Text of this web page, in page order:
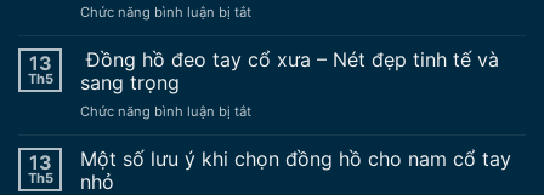
nên
dụng
nâng
chế
Chức năng bình luận bị tắtở
hồ
Mido
tay
Vẻ
Đẹp
13
Th5
Đồng hồ đeo tay cổ xưa – Nét đẹp tinh tế và
sang trọng
Chức năng bình luận bị tắtở
hồ
đeo
13
Th5
Một số lưu ý khi chọn đồng hồ cho nam cổ tay
nhỏ